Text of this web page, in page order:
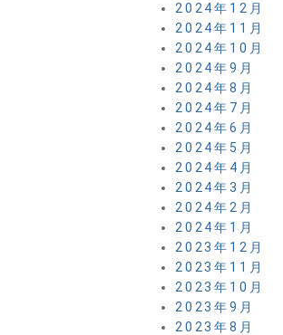
2024年12月
2024年11月
2024年10月
2024年9月
2024年8月
2024年7月
2024年6月
2024年5月
2024年4月
2024年3月
2024年2月
2024年1月
2023年12月
2023年11月
2023年10月
2023年9月
2023年8月